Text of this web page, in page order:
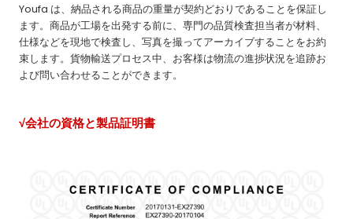
Youfa は、納品される商品の重量が契約どおりであることを保証し
ます。商品が工場を出発する前に、専門の品質検査担当者が材料、
仕様などを現地で検査し、写真を撮ってアーカイブすることをお約
束します。貨物輸送プロセス中、お客様は物流の進捗状況を追跡お
よび問い合わせることができます。
√会社の資格と製品証明書